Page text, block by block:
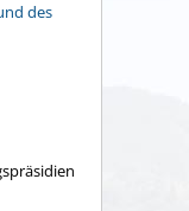
des